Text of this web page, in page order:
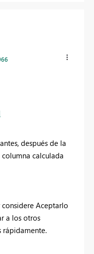
después de la
calculada
Aceptarlo
a los otros
rápidamente.